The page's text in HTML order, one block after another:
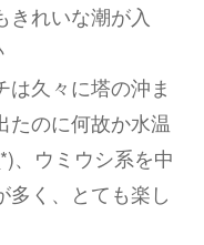
きれいな潮が入
は久々に塔の沖ま
たのに何故か水温
、ウミウシ系を中
多く、とても楽し